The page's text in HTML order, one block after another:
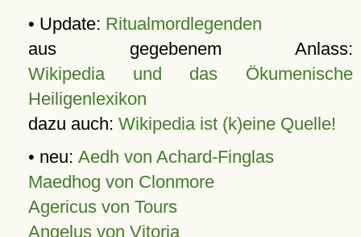
• Update: Ritualmordlegenden
aus gegebenem Anlass:
Wikipedia und das Ökumenische
Heiligenlexikon
dazu auch: Wikipedia ist (k)eine Quelle!
• neu: Aedh von Achard-Finglas
Maedhog von Clonmore
Agericus von Tours
Angelus von Vitoria